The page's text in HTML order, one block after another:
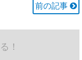
前の記事
！